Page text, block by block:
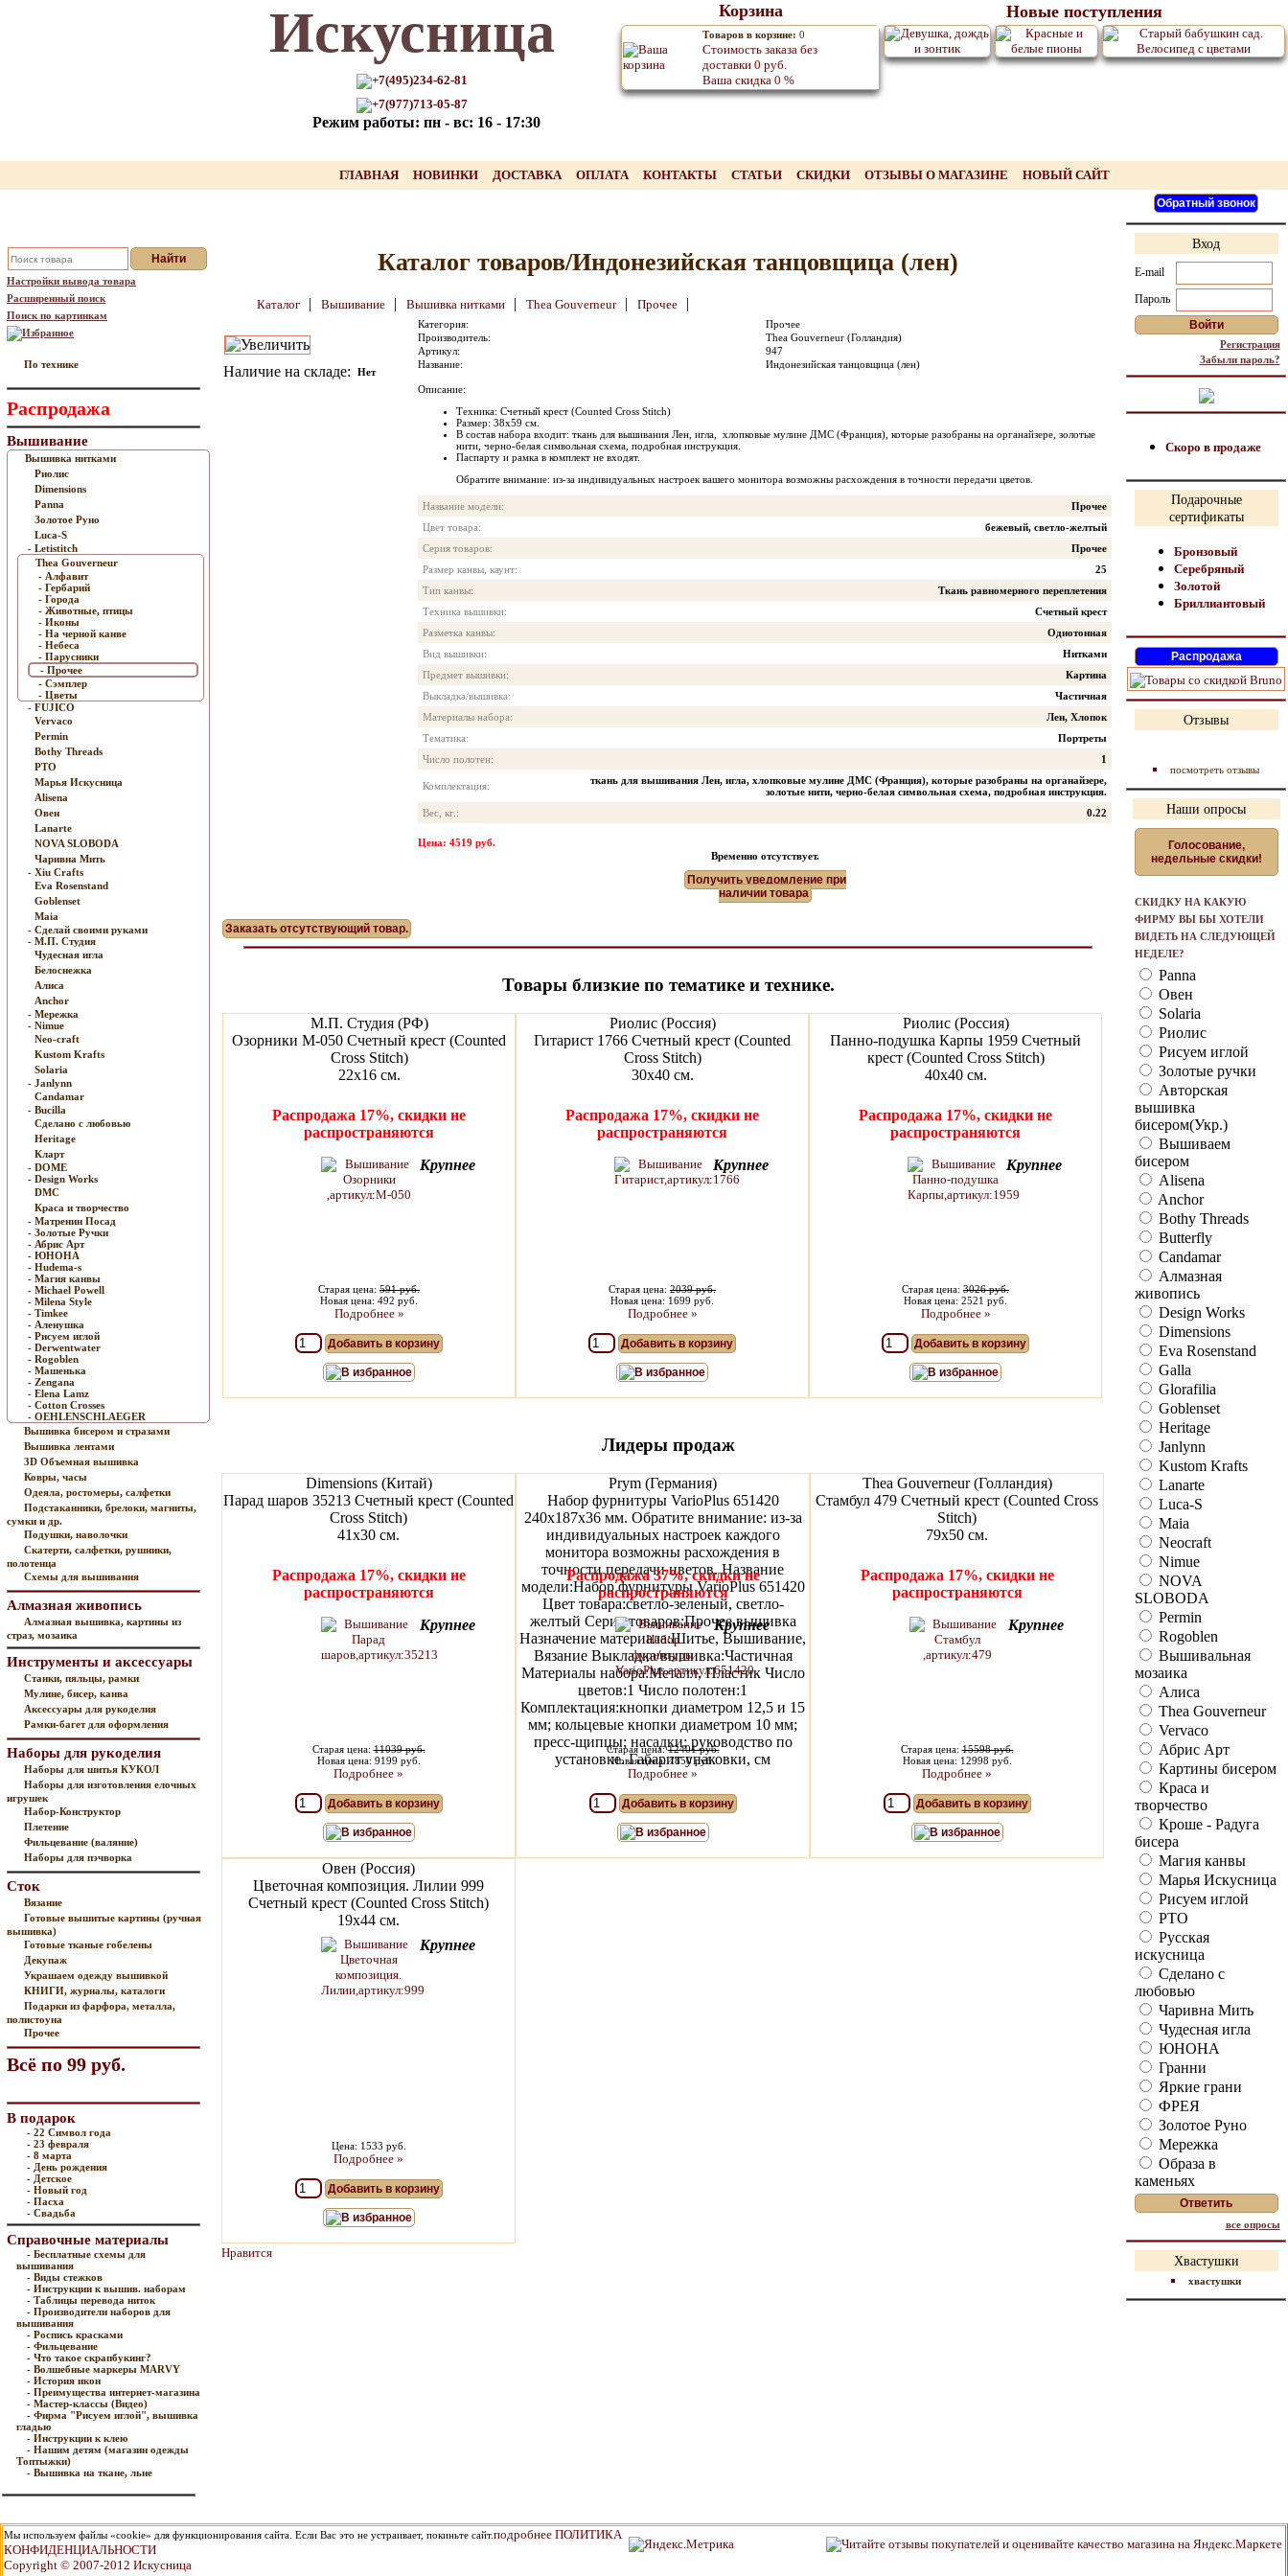
Только для Вас промокод на
Отправить
Искусница
+7(495)234-62-81
+7(977)713-05-87
Режим работы: пн - вс: 16 - 17:30
Корзина
Товаров в корзине: 0
Стоимость заказа без
доставки 0 руб.
Ваша скидка 0 %
Новые поступления
ГЛАВНАЯ НОВИНКИ ДОСТАВКА ОПЛАТА КОНТАКТЫ СТАТЬИ СКИДКИ ОТЗЫВЫ О МАГАЗИНЕ НОВЫЙ САЙТ
Настройки вывода товара
Расширенный поиск
Поиск по картинкам
Избранное
По технике
Распродажа
Вышивание
Вышивка нитками
Риолис
Dimensions
Panna
Золотое Руно
Luca-S
- Letistitch
Thea Gouverneur
- Алфавит
- Гербарий
- Города
- Животные, птицы
- Иконы
- На черной канве
- Небеса
- Парусники
- Прочее
- Сэмплер
- Цветы
- FUJICO
Vervaco
Permin
Bothy Threads
РТО
Марья Искусница
Alisena
Овен
Lanarte
NOVA SLOBODA
Чаривна Мить
- Xiu Crafts
Eva Rosenstand
Goblenset
Maia
- Сделай своими руками
- М.П. Студия
Чудесная игла
Белоснежка
Алиса
Anchor
- Мережка
- Nimue
Neo-craft
Kustom Krafts
Solaria
- Janlynn
Candamar
- Bucilla
Сделано с любовью
Heritage
Кларт
- DOME
- Design Works
DMC
Краса и творчество
- Матренин Посад
- Золотые Ручки
- Абрис Арт
- ЮНОНА
- Hudema-s
- Магия канвы
- Michael Powell
- Milena Style
- Timkee
- Аленушка
- Рисуем иглой
- Derwentwater
- Rogoblen
- Машенька
- Zengana
- Elena Lamz
- Cotton Crosses
- OEHLENSCHLAEGER
Вышивка бисером и стразами
Вышивка лентами
3D Объемная вышивка
Ковры, часы
Одеяла, ростомеры, салфетки
Подстаканники, брелоки, магниты,
сумки и др.
Подушки, наволочки
Скатерти, салфетки, рушники,
полотенца
Схемы для вышивания
Алмазная живопись
Алмазная вышивка, картины из
страз, мозаика
Инструменты и аксессуары
Станки, пяльцы, рамки
Мулине, бисер, канва
Аксессуары для рукоделия
Рамки-багет для оформления
Наборы для рукоделия
Наборы для шитья КУКОЛ
Наборы для изготовления елочных
игрушек
Набор-Конструктор
Плетение
Фильцевание (валяние)
Наборы для пэчворка
Сток
Вязание
Готовые вышитые картины (ручная
вышивка)
Готовые тканые гобелены
Декупаж
Украшаем одежду вышивкой
КНИГИ, журналы, каталоги
Подарки из фарфора, металла,
полистоуна
Прочее
Всё по 99 руб.
В подарок
- 22 Символ года
- 23 февраля
- 8 марта
- День рождения
- Детское
- Новый год
- Пасха
- Свадьба
Справочные материалы
- Бесплатные схемы для
вышивания
- Виды стежков
- Инструкции к вышив. наборам
- Таблицы перевода ниток
- Производители наборов для
вышивания
- Роспись красками
- Фильцевание
- Что такое скрапбукинг?
- Волшебные маркеры MARVY
- История икон
- Преимущества интернет-магазина
- Мастер-классы (Видео)
- Фирма "Рисуем иглой", вышивка
гладью
- Инструкции к клею
- Нашим детям (магазин одежды
Топтыжки)
- Вышивка на ткане, льне
Каталог товаров/Индонезийская танцовщица (лен)
Каталог | Вышивание | Вышивка нитками | Thea Gouverneur | Прочее |
Наличие на складе: Нет
Категория:
Прочее
Производитель:
Thea Gouverneur (Голландия)
Артикул:
947
Название:
Индонезийская танцовщица (лен)
Описание:
Техника: Счетный крест (Counted Cross Stitch)
Размер: 38х59 см.
В состав набора входит: ткань для вышивания Лен, игла, хлопковые мулине ДМС (Франция), которые разобраны на органайзере, золотые
нити, черно-белая символьная схема, подробная инструкция.
Паспарту и рамка в комплект не входят.
Обратите внимание: из-за индивидуальных настроек вашего монитора возможны расхождения в точности передачи цветов.
Название модели:
Прочее
Цвет товара:
бежевый, светло-желтый
Серия товаров:
Прочее
Размер канвы, каунт:
25
Тип канвы:
Ткань равномерного переплетения
Техника вышивки:
Счетный крест
Разметка канвы:
Однотонная
Вид вышивки:
Нитками
Предмет вышивки:
Картина
Выкладка/вышивка:
Частичная
Материалы набора:
Лен, Хлопок
Тематика:
Портреты
Число полотен:
1
Комплектация:
ткань для вышивания Лен, игла, хлопковые мулине ДМС (Франция), которые разобраны на органайзере,
золотые нити, черно-белая символьная схема, подробная инструкция.
Вес, кг.:
0.22
Цена: 4519 руб.
Временно отсутствует.
Получить уведомление при
наличии товара
Заказать отсутствующий товар.
Товары близкие по тематике и технике.
М.П. Студия (РФ)
Озорники М-050 Счетный крест (Counted
Cross Stitch)
22х16 см.
Распродажа 17%, скидки не
распространяются
Крупнее
Старая цена: 591 руб.
Новая цена: 492 руб.
Подробнее »
Добавить в корзину
В избранное
Риолис (Россия)
Гитарист 1766 Счетный крест (Counted
Cross Stitch)
30х40 см.
Распродажа 17%, скидки не
распространяются
Крупнее
Старая цена: 2039 руб.
Новая цена: 1699 руб.
Подробнее »
Добавить в корзину
В избранное
Риолис (Россия)
Панно-подушка Карпы 1959 Счетный
крест (Counted Cross Stitch)
40х40 см.
Распродажа 17%, скидки не
распространяются
Крупнее
Старая цена: 3026 руб.
Новая цена: 2521 руб.
Подробнее »
Добавить в корзину
В избранное
Лидеры продаж
Dimensions (Китай)
Парад шаров 35213 Счетный крест (Counted
Cross Stitch)
41х30 см.
Распродажа 17%, скидки не
распространяются
Крупнее
Старая цена:11039 руб.
Новая цена: 9199 руб.
Подробнее »
Добавить в корзину
В избранное
Prym (Германия)
Набор фурнитуры VarioPlus 651420
240х187х36 мм. Обратите внимание: из-за
индивидуальных настроек каждого
монитора возможны расхождения в
точности передачи цветов. Название
модели:Набор фурнитуры VarioPlus 651420
Цвет товара:светло-зеленый, светло-
желтый Серия товаров:Прочее вышивка
Назначение материала:Шитье, Вышивание,
Вязание Выкладка/вышивка:Частичная
Материалы набора:Металл, Пластик Число
цветов:1 Число полотен:1
Комплектация:кнопки диаметром 12,5 и 15
мм; кольцевые кнопки диаметром 10 мм;
пресс-щипцы; насадки; руководство по
установке. Габарит упаковки, см
Распродажа 37%, скидки не
распространяются
Крупнее
Старая цена:12401 руб.
Новая цена: 7850 руб.
Подробнее »
Добавить в корзину
В избранное
Thea Gouverneur (Голландия)
Стамбул 479 Счетный крест (Counted Cross
Stitch)
79х50 см.
Распродажа 17%, скидки не
распространяются
Крупнее
Старая цена:15598 руб.
Новая цена: 12998 руб.
Подробнее »
Добавить в корзину
В избранное
Овен (Россия)
Цветочная композиция. Лилии 999
Счетный крест (Counted Cross Stitch)
19х44 см.
Крупнее
Цена: 1533 руб.
Подробнее »
Добавить в корзину
В избранное
Нравится
Вход
E-mail
Пароль
Регистрация
Забыли пароль?
Скоро в продаже
Подарочные
сертификаты
Бронзовый
Серебряный
Золотой
Бриллиантовый
Отзывы
посмотреть отзывы
Наши опросы
Голосование,
недельные скидки!
СКИДКУ НА КАКУЮ
ФИРМУ ВЫ БЫ ХОТЕЛИ
ВИДЕТЬ НА СЛЕДУЮЩЕЙ
НЕДЕЛЕ?
Panna
Овен
Solaria
Риолис
Рисуем иглой
Золотые ручки
Авторская
вышивка
бисером(Укр.)
Вышиваем
бисером
Alisena
Anchor
Bothy Threads
Butterfly
Candamar
Алмазная
живопись
Design Works
Dimensions
Eva Rosenstand
Galla
Glorafilia
Goblenset
Heritage
Janlynn
Kustom Krafts
Lanarte
Luca-S
Maia
Neocraft
Nimue
NOVA
SLOBODA
Permin
Rogoblen
Вышивальная
мозаика
Алиса
Thea Gouverneur
Vervaco
Абрис Арт
Картины бисером
Краса и
творчество
Кроше - Радуга
бисера
Магия канвы
Марья Искусница
Рисуем иглой
РТО
Русская
искусница
Сделано с
любовью
Чаривна Мить
Чудесная игла
ЮНОНА
Гранни
Яркие грани
ФРЕЯ
Золотое Руно
Мережка
Образа в
каменьях
все опросы
Хвастушки
хвастушки
Мы используем файлы «cookie» для функционирования сайта. Если Вас это не устраивает, покиньте сайт.подробнее ПОЛИТИКА
КОНФИДЕНЦИАЛЬНОСТИ
Copyright © 2007-2012 Искусница